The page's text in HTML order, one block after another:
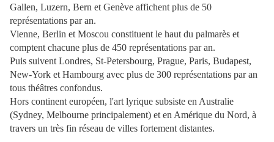
Gallen, Luzern, Bern et Genève affichent plus de 50
représentations par an.
Vienne, Berlin et Moscou constituent le haut du palmarès et
comptent chacune plus de 450 représentations par an.
Puis suivent Londres, St-Petersbourg, Prague, Paris, Budapest,
New-York et Hambourg avec plus de 300 représentations par an
tous théâtres confondus.
Hors continent européen, l'art lyrique subsiste en Australie
(Sydney, Melbourne principalement) et en Amérique du Nord, à
travers un très fin réseau de villes fortement distantes.